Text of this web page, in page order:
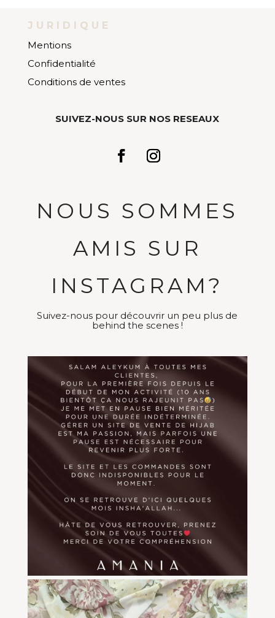
JURIDIQUE
Mentions
Confidentialité
Conditions de ventes
SUIVEZ-NOUS SUR NOS RESEAUX
NOUS SOMMES
AMIS SUR
INSTAGRAM?
Suivez-nous pour découvrir un peu plus de
behind the scenes !